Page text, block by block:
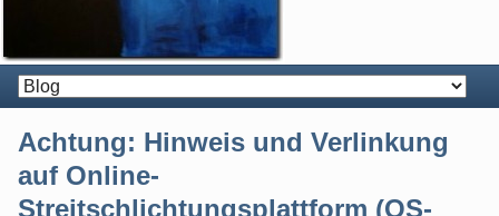
Achtung: Hinweis und Verlinkung
auf Online-
Streitschlichtungsplattform (OS-